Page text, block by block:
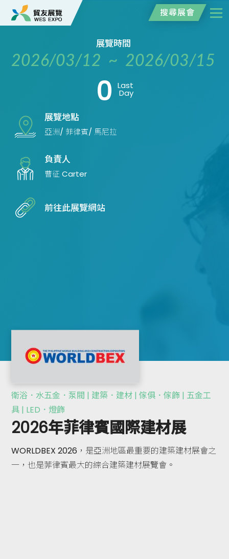
搜尋展會
展覽時間
2026/03/12 ~ 2026/03/15
0 Last
Day
展覽地點
亞洲/ 菲律賓/ 馬尼拉
負責人
曹征 Carter
前往此展覽網站
衛浴．水五金．泵閥 | 建築．建材 | 傢俱．傢飾 | 五金工
具 | LED．燈飾
2026年菲律賓國際建材展
WORLDBEX 2026，是亞洲地區最重要的建築建材展會之
一，也是菲律賓最大的綜合建築建材展覽會。